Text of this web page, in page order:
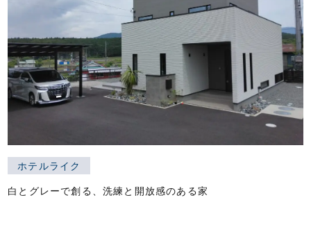
ホテルライク
白とグレーで創る、洗練と開放感のある家